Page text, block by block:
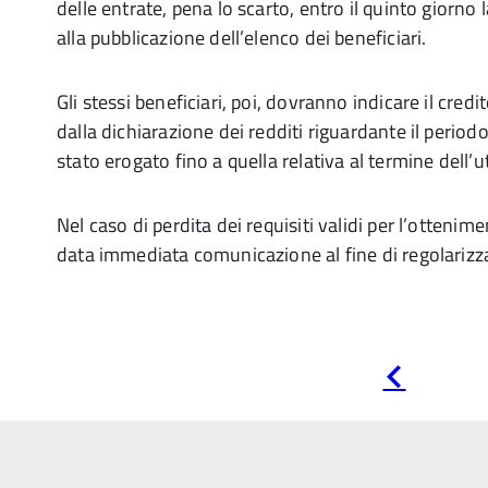
delle entrate, pena lo scarto, entro il quinto giorno
alla pubblicazione dell’elenco dei beneficiari.
Gli stessi beneficiari, poi, dovranno indicare il
dalla dichiarazione dei redditi riguardante il
stato erogato fino a quella relativa al termine
Nel caso di perdita dei requisiti validi per
data immediata comunicazione al fine di
precedente